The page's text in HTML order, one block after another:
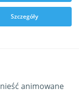
Szczegóły
animowane